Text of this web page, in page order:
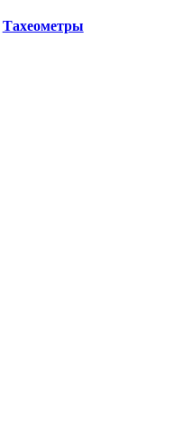
Тахеометры